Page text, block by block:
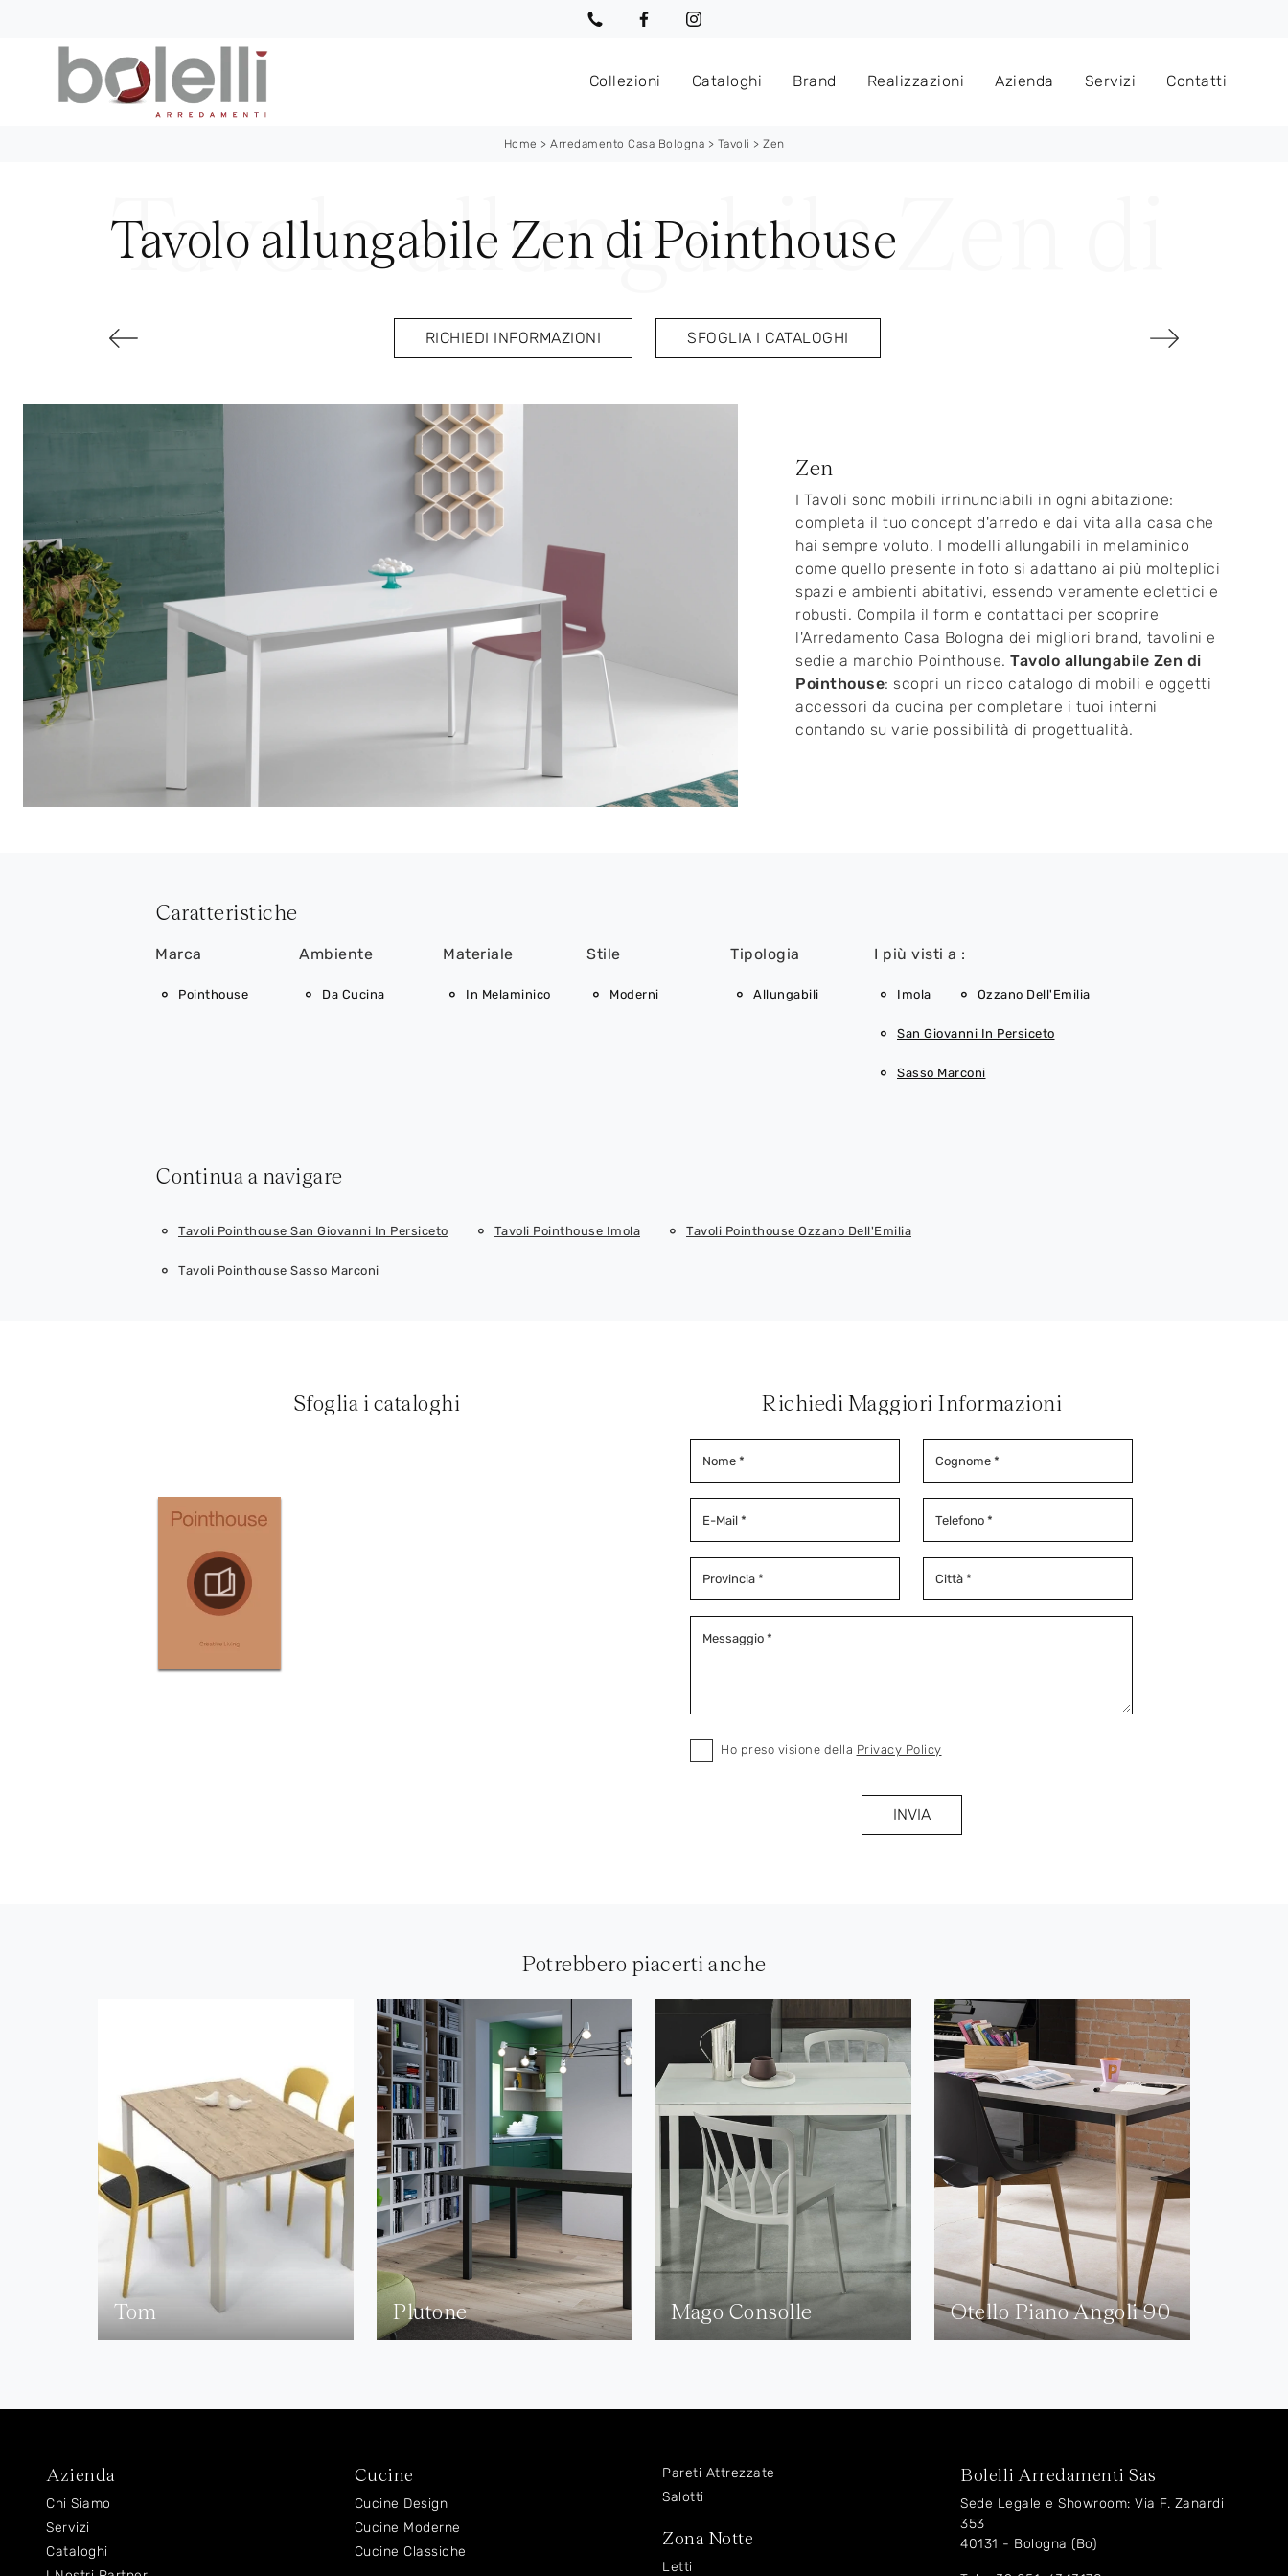
Collezioni Cataloghi Brand Realizzazioni Azienda Servizi Contatti
Home > Arredamento Casa Bologna > Tavoli > Zen
Tavolo allungabile Zen di Pointhouse
RICHIEDI INFORMAZIONI SFOGLIA I CATALOGHI
Zen
I Tavoli sono mobili irrinunciabili in ogni abitazione:
completa il tuo concept d'arredo e dai vita alla casa che
hai sempre voluto. I modelli allungabili in melaminico
come quello presente in foto si adattano ai più molteplici
spazi e ambienti abitativi, essendo veramente eclettici e
robusti. Compila il form e contattaci per scoprire
l'Arredamento Casa Bologna dei migliori brand, tavolini e
sedie a marchio Pointhouse. Tavolo allungabile Zen di
Pointhouse: scopri un ricco catalogo di mobili e oggetti
accessori da cucina per completare i tuoi interni
contando su varie possibilità di progettualità.
Caratteristiche
Marca
Pointhouse
Ambiente
Da Cucina
Materiale
In Melaminico
Stile
Moderni
Tipologia
Allungabili
I più visti a :
Imola Ozzano Dell'Emilia
San Giovanni In Persiceto
Sasso Marconi
Continua a navigare
Tavoli Pointhouse San Giovanni In Persiceto Tavoli Pointhouse Imola Tavoli Pointhouse Ozzano Dell'Emilia
Tavoli Pointhouse Sasso Marconi
Sfoglia i cataloghi Richiedi Maggiori Informazioni
Ho preso visione della Privacy Policy
INVIA
Potrebbero piacerti anche
Tom Plutone Mago Consolle Otello Piano Angoli 90
Azienda
Chi Siamo
Servizi
Cataloghi
Cucine
Cucine Design
Cucine Moderne
Cucine Classiche
Pareti Attrezzate
Salotti
Zona Notte
Letti
Bolelli Arredamenti Sas
Sede Legale e Showroom: Via F. Zanardi
353
40131 - Bologna (Bo)